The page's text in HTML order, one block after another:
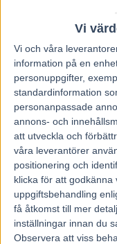
Vi
Vi och våra
information på en
personuppgifter,
standardinformation
personanpassade
annons- och
att utveckla och
våra leverantörer
positionering och
klicka för att
uppgiftsbehandling
få åtkomst till mer
inställningar innan du
Observera att viss
Föregående artikel
Inför V75: Lövgren
stark kvintett på
6